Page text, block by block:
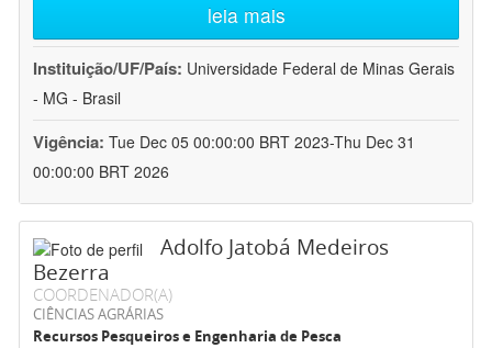
leia mais
Instituição/UF/País: Universidade Federal de Minas Gerais
- MG - Brasil
Vigência: Tue Dec 05 00:00:00 BRT 2023-Thu Dec 31
00:00:00 BRT 2026
Adolfo Jatobá Medeiros
Bezerra
COORDENADOR(A)
CIÊNCIAS AGRÁRIAS
Recursos Pesqueiros e Engenharia de Pesca